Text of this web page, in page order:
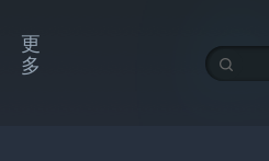
更
多